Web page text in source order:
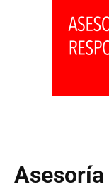
Asesoría